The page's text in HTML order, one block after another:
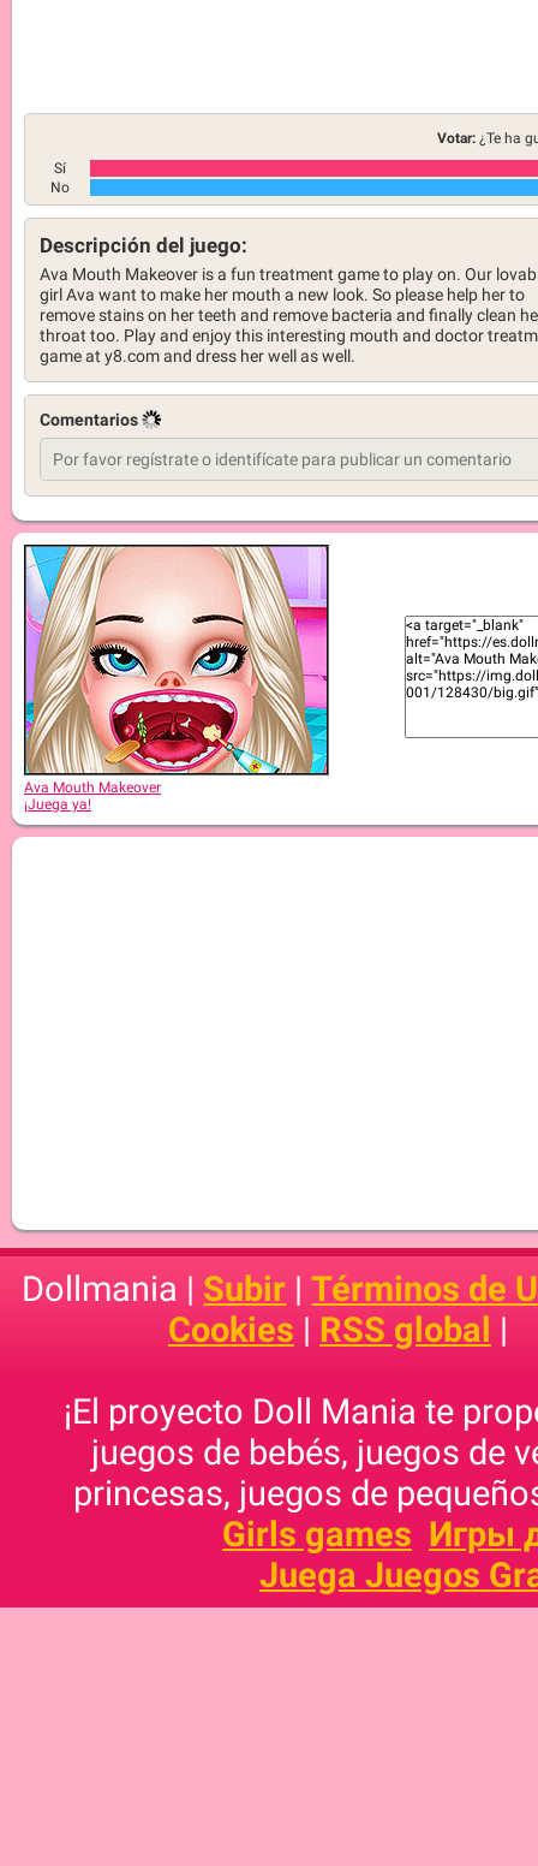
Votar: ¿Te ha
Sí
No
Descripción del juego:
Ava Mouth Makeover is a fun treatment game to play on. Our
girl Ava want to make her mouth a new look. So please help her to
remove stains on her teeth and remove bacteria and finally clean
throat too. Play and enjoy this interesting mouth and doctor
game at y8.com and dress her well as well.
Comentarios
Ava Mouth Makeover
¡Juega ya!
Dollmania | Subir |Términos de
Cookies | RSS global |
¡El proyecto Doll Mania te
juegos de bebés, juegos de
princesas, juegos de
Girls games Игры
Juega Juegos